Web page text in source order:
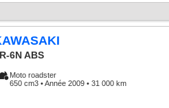
6N ABS
Moto roadster
650 cm3 • Année 2009 • 31 000 km